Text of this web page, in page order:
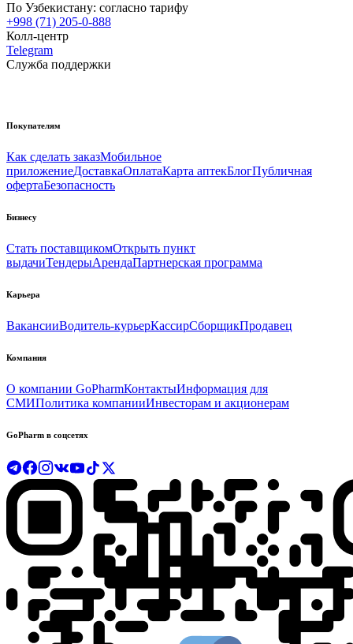
По Узбекистану: согласно тарифу
+998 (71) 205-0-888
Колл-центр
Telegram
Служба поддержки
Покупателям
Как сделать заказМобильное
приложениеДоставкаОплатаКарта аптекБлогПубличная
офертаБезопасность
Бизнесу
Стать поставщикомОткрыть пункт
выдачиТендерыАрендаПартнерская программа
Карьера
ВакансииВодитель-курьерКассирСборщикПродавец
Компания
О компании GoPharmКонтактыИнформация для
СМИПолитика компанииИнвесторам и акционерам
GoPharm в соцсетях